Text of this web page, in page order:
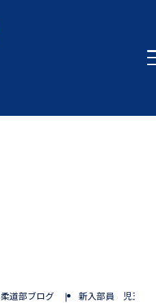
柔道部ブログ 新入部員 児玉ひ